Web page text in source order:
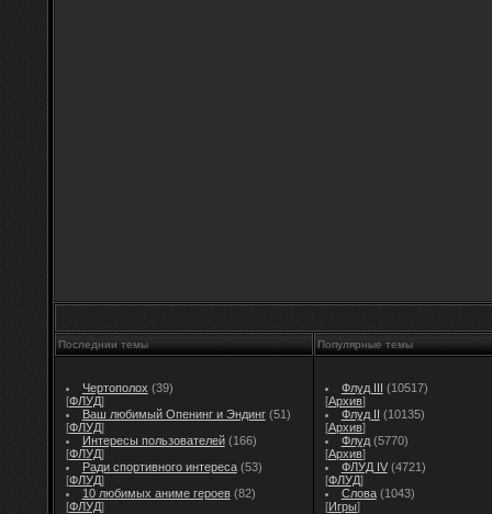
Последнии темы Популярные темы
Чертополох (39)
[ФЛУД]
Ваш любимый Опенинг и Эндинг (51)
[ФЛУД]
Интересы пользователей (166)
[ФЛУД]
Ради спортивного интереса (53)
[ФЛУД]
10 любимых аниме героев (82)
[ФЛУД]
Флуд III (10517)
[Архив]
Флуд II (10135)
[Архив]
Флуд (5770)
[Архив]
ФЛУД IV (4721)
[ФЛУД]
Слова (1043)
[Игры]